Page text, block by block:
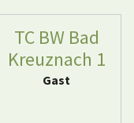
TC BW Bad
Kreuznach 1
Gast